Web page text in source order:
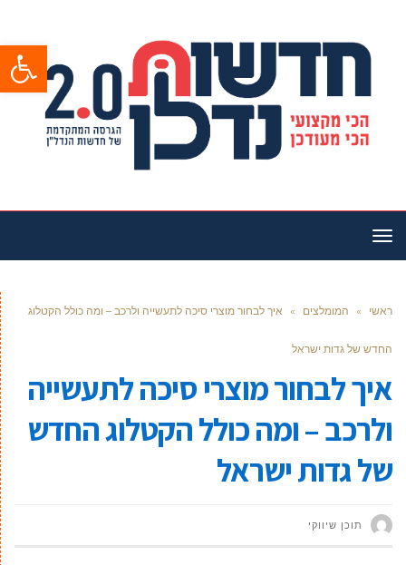
פתח
תפריט
ראשי » המומלצים » איך לבחור מוצרי סיכה לתעשייה ולרכב – ומה כולל הקטלוג
החדש של גדות ישראל
איך לבחור מוצרי סיכה לתעשייה
ולרכב – ומה כולל הקטלוג החדש
של גדות ישראל
תוכן שיווקי